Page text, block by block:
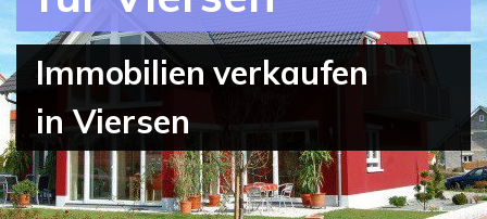
Immobilien verkaufen
in Viersen